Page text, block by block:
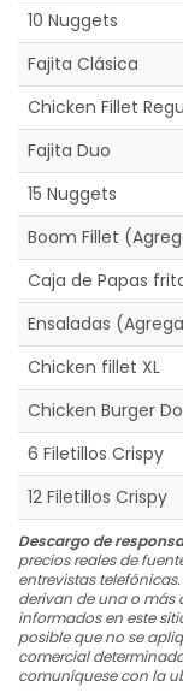
10 Nuggets
Fajita Clásica
Chicken Fillet
Fajita Duo
15 Nuggets
Boom Fillet
Caja de Papas
Ensaladas
Chicken fillet XL
Chicken Burger
6 Filetillos Crispy
12 Filetillos Crispy
Descargo de
precios reales de
entrevistas
derivan de una o más
informados en este
posible que no se
comercial
comuníquese con la